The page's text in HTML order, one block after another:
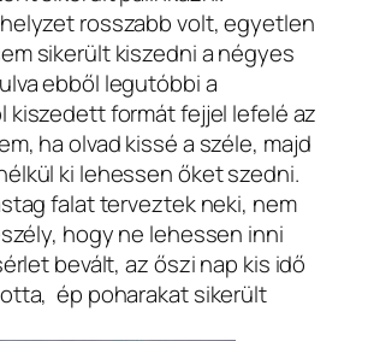
rosszabb volt, egyetlen
sikerült kiszedni a négyes
ebből legutóbbi a
kiszedett formát fejjel lefelé az
ha olvad kissé a széle, majd
ki lehessen őket szedni.
falat terveztek neki, nem
hogy ne lehessen inni
bevált, az őszi nap kis idő
ép poharakat sikerült